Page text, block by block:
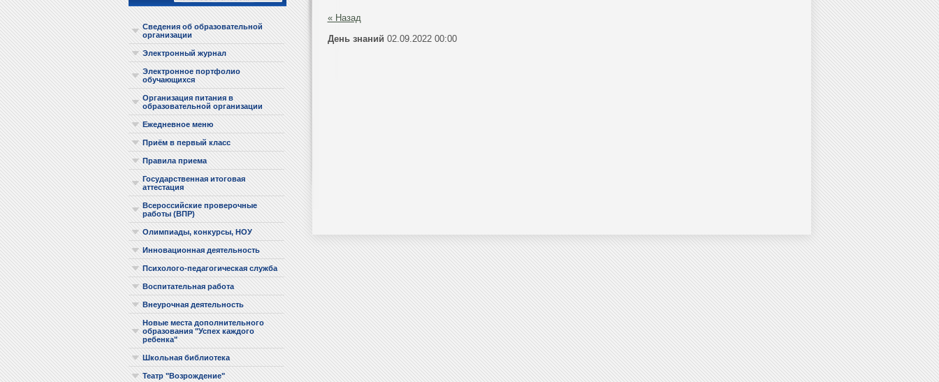
Сведения об образовательной
организации
Электронный журнал
Электронное портфолио
обучающихся
Организация питания в
образовательной организации
Ежедневное меню
Приём в первый класс
Правила приема
Государственная итоговая
аттестация
Всероссийские проверочные
работы (ВПР)
Олимпиады, конкурсы, НОУ
Инновационная деятельность
Психолого-педагогическая служба
Воспитательная работа
Внеурочная деятельность
Новые места дополнительного
образования "Успех каждого
ребенка"
Школьная библиотека
Театр "Возрождение"
« Назад
День знаний 02.09.2022 00:00